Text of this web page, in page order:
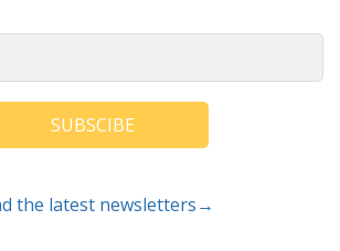
SUBSCIBE
the latest newsletters→